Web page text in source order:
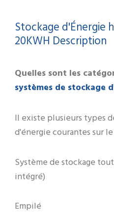
Stockage d'Énergie
20KWH Description
Quelles sont les
systèmes de stockage
Il existe plusieurs types
d'énergie courantes sur
Système de stockage
intégré)
Empilé